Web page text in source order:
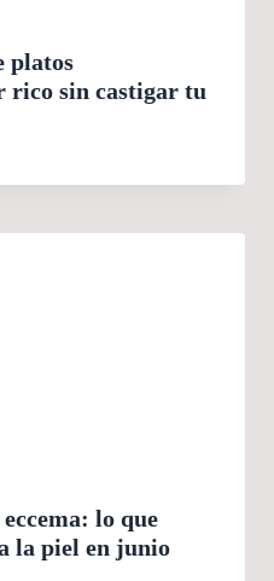
platos
rico sin castigar tu
lo que
la piel en junio